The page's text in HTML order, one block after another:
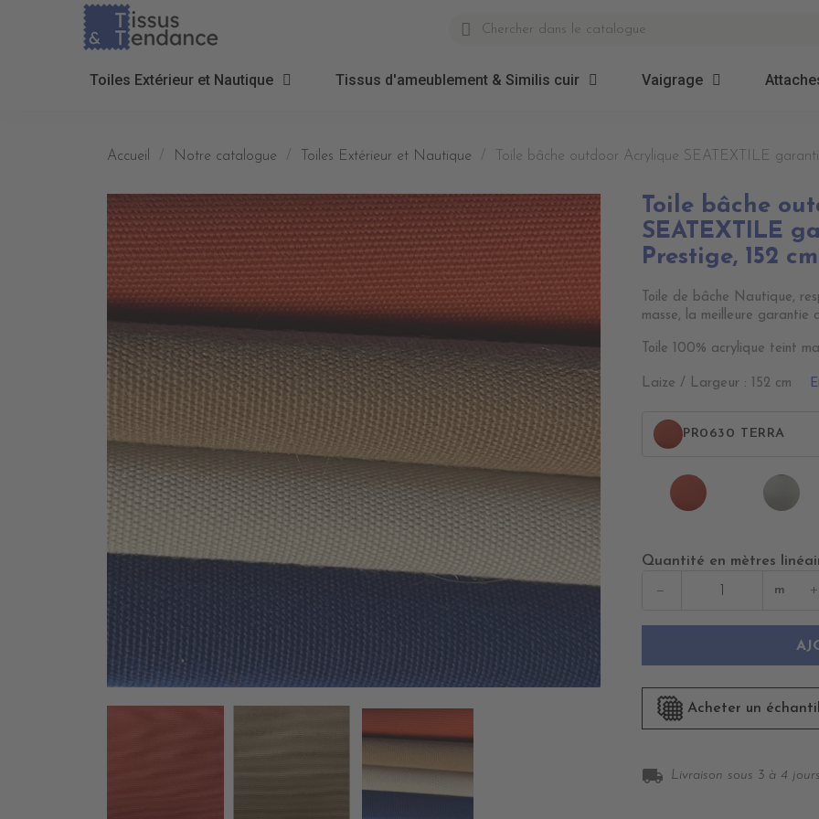
Toiles Extérieur et Nautique Tissus d'ameublement & Similis cuir Vaigrage
Accueil Notre catalogue Toiles Extérieur et Nautique Toile bâche outdoor Acrylique SEATEXTILE
Toile bâche
SEATEXTILE
Prestige, 152 cm
Toile de bâche Nautique,
masse, la meilleure garantie
Toile 100% acrylique teint
Laize / Largeur : 152 cm
PR0630 TERRA
TERRA
Quantité en mètres
− m +
Acheter un
local_shipping Livraison sous 3 à 4